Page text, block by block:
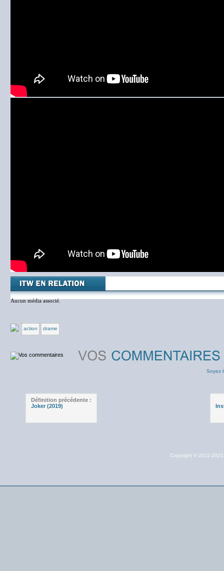
Aucun média associé.
action drame
Soyez
Définition précédente :
Joker (2019)
Copyright © 2011-